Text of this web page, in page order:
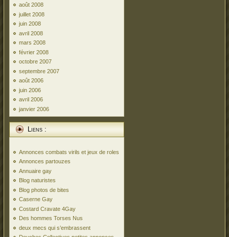
août 2008
juillet 2008
juin 2008
avril 2008
mars 2008
février 2008
octobre 2007
septembre 2007
août 2006
juin 2006
avril 2006
janvier 2006
Liens :
Annonces combats virils et jeux de roles
Annonces partouzes
Annuaire gay
Blog naturistes
Blog photos de bites
Caserne Gay
Costard Cravate 4Gay
Des hommes Torses Nus
deux mecs qui s’embrassent